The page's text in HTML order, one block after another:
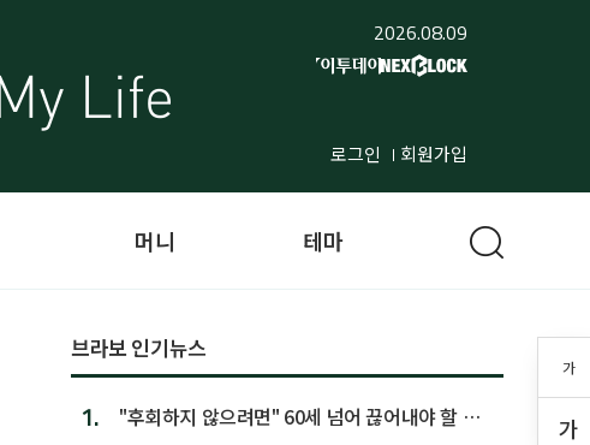
2026.08.09
로그인 회원가입
가
가
머니 테마
브라보 인기뉴스
1.
"후회하지 않으려면" 60세 넘어 끊어내야 할 사